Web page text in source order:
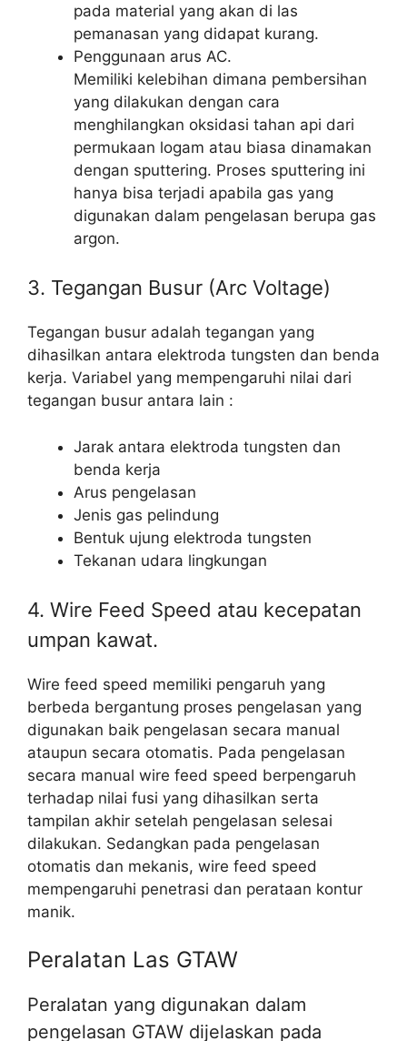
pada material yang akan di las
pemanasan yang didapat kurang.
Penggunaan arus AC.
Memiliki kelebihan dimana pembersihan
yang dilakukan dengan cara
menghilangkan oksidasi tahan api dari
permukaan logam atau biasa dinamakan
dengan sputtering. Proses sputtering ini
hanya bisa terjadi apabila gas yang
digunakan dalam pengelasan berupa gas
argon.
3. Tegangan Busur (Arc Voltage)
Tegangan busur adalah tegangan yang
dihasilkan antara elektroda tungsten dan benda
kerja. Variabel yang mempengaruhi nilai dari
tegangan busur antara lain :
Jarak antara elektroda tungsten dan
benda kerja
Arus pengelasan
Jenis gas pelindung
Bentuk ujung elektroda tungsten
Tekanan udara lingkungan
4. Wire Feed Speed atau kecepatan
umpan kawat.
Wire feed speed memiliki pengaruh yang
berbeda bergantung proses pengelasan yang
digunakan baik pengelasan secara manual
ataupun secara otomatis. Pada pengelasan
secara manual wire feed speed berpengaruh
terhadap nilai fusi yang dihasilkan serta
tampilan akhir setelah pengelasan selesai
dilakukan. Sedangkan pada pengelasan
otomatis dan mekanis, wire feed speed
mempengaruhi penetrasi dan perataan kontur
manik.
Peralatan Las GTAW
Peralatan yang digunakan dalam
pengelasan GTAW dijelaskan pada